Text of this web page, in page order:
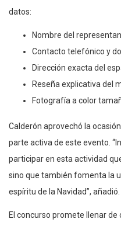
datos:
Nombre del
Contacto telefónico y
Dirección exacta del
Reseña explicativa del
Fotografía a color
Calderón aprovechó la
parte activa de este evento.
participar en esta actividad
sino que también fomenta la
espíritu de la Navidad”, añadió.
El concurso promete llenar de